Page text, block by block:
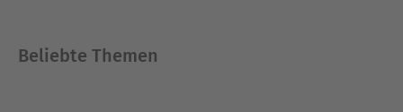
Symbole, Motive und Charakterentwicklungen, um
Beliebte Themen